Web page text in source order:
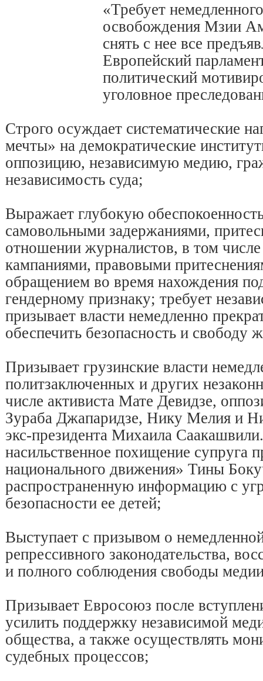
«Требует
освобождения Мзии
снять с нее все
Европейский
политический
уголовное
Строго осуждает систематические
мечты» на демократические
оппозицию, независимую медию,
независимость суда;
Выражает глубокую
самовольными задержаниями,
отношении журналистов, в том
кампаниями, правовыми
обращением во время нахождения
гендерному признаку; требует
призывает власти немедленно
обеспечить безопасность и свободу
Призывает грузинские власти
политзаключенных и других
числе активиста Мате Девидзе,
Зураба Джапаридзе, Нику Мелия и
экс-президента Михаила
насильственное похищение супруга
национального движения» Тины
распространенную информацию с
безопасности ее детей;
Выступает с призывом о
репрессивного законодательства,
и полного соблюдения свободы
Призывает Евросоюз после
усилить поддержку независимой
общества, а также осуществлять
судебных процессов;